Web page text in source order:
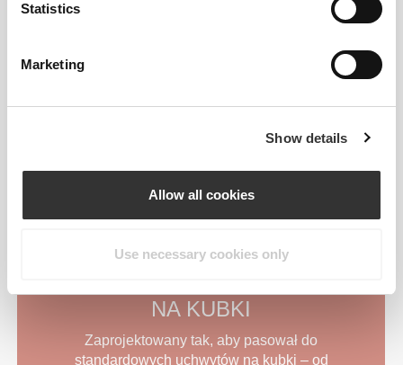
Statistics
Marketing
Show details
Allow all cookies
Use necessary cookies only
ŁATWY DO PRZENOSZENIA
NA KUBKI
Zaprojektowany tak, aby pasował do
standardowych uchwytów na kubki – od